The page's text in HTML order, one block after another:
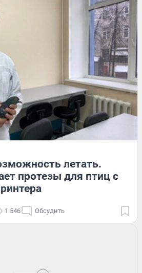
летать.
протезы для птиц с
1 546 Обсудить